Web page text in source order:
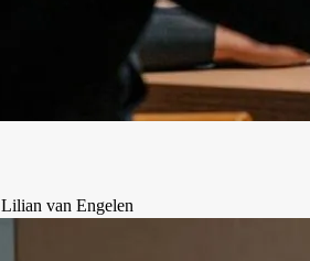
Lilian van Engelen